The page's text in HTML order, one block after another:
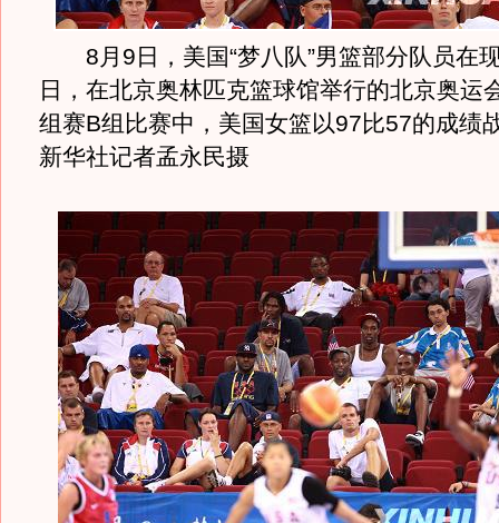
8月9日，美国“梦八队”男篮部分队员在
日，在北京奥林匹克篮球馆举行的北京奥运
组赛B组比赛中，美国女篮以97比57的成绩
新华社记者孟永民摄